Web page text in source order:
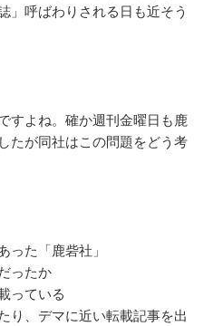
」呼ばわりされる日も近そう
すよね。確か週刊金曜日も鹿
たが同社はこの問題をどう考
った「鹿砦社」
ったか
っている
り、デマに近い転載記事を出